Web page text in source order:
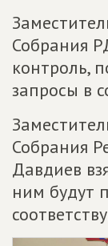
Собрания
контроль,
запросы в
Собрания
Давдиев
ним будут